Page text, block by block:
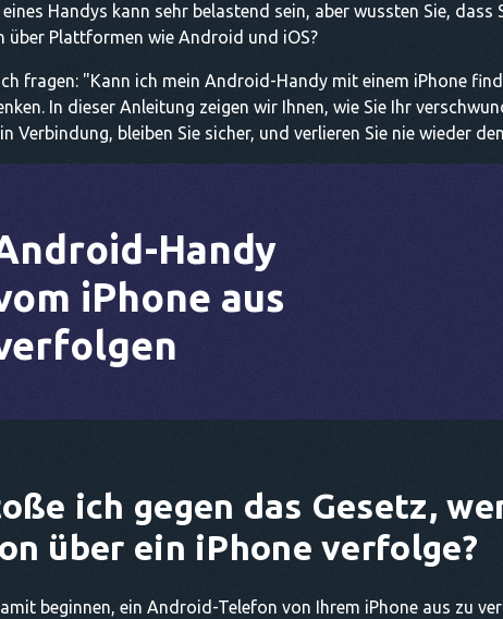
Handys kann sehr belastend sein, aber wussten Sie, dass
über Plattformen wie Android und iOS?
fragen: "Kann ich mein Android-Handy mit einem iPhone
In dieser Anleitung zeigen wir Ihnen, wie Sie Ihr
Verbindung, bleiben Sie sicher, und verlieren Sie nie wieder
Handy
iPhone aus
ich gegen das Gesetz,
über ein iPhone verfolge?
beginnen, ein Android-Telefon von Ihrem iPhone aus zu